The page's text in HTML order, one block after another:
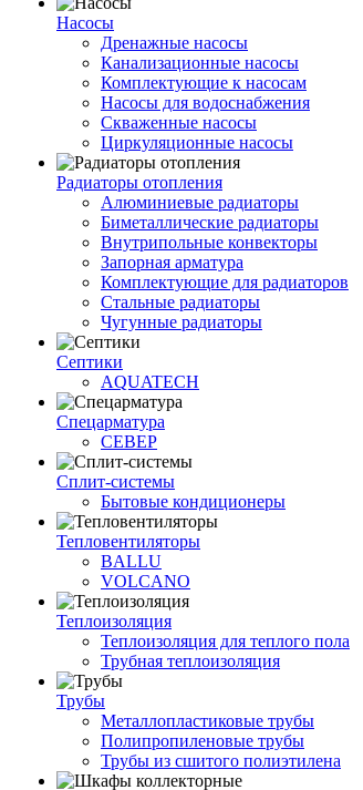
Насосы
Дренажные насосы
Канализационные насосы
Комплектующие к насосам
Насосы для водоснабжения
Скваженные насосы
Циркуляционные насосы
Радиаторы отопления
Алюминиевые радиаторы
Биметаллические радиаторы
Внутрипольные конвекторы
Запорная арматура
Комплектующие для радиаторов
Стальные радиаторы
Чугунные радиаторы
Септики
AQUATECH
Спецарматура
СЕВЕР
Сплит-системы
Бытовые кондиционеры
Тепловентиляторы
BALLU
VOLCANO
Теплоизоляция
Теплоизоляция для теплого пола
Трубная теплоизоляция
Трубы
Металлопластиковые трубы
Полипропиленовые трубы
Трубы из сшитого полиэтилена